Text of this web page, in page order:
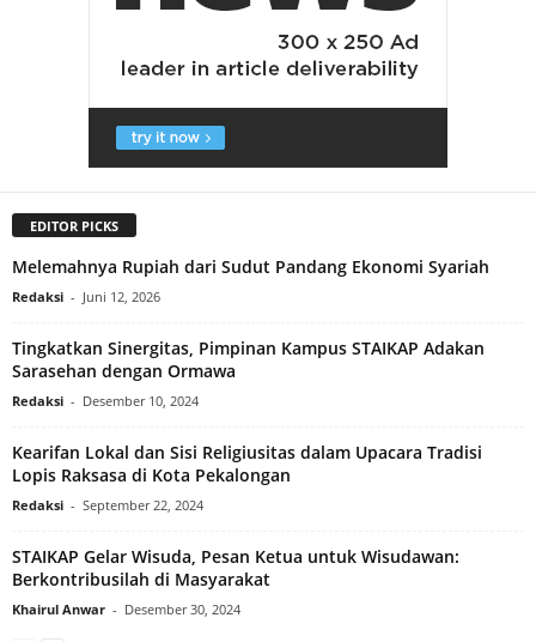
EDITOR PICKS
Melemahnya Rupiah dari Sudut Pandang Ekonomi Syariah
Redaksi - Juni 12, 2026
Tingkatkan Sinergitas, Pimpinan Kampus STAIKAP Adakan
Sarasehan dengan Ormawa
Redaksi - Desember 10, 2024
Kearifan Lokal dan Sisi Religiusitas dalam Upacara Tradisi
Lopis Raksasa di Kota Pekalongan
Redaksi - September 22, 2024
STAIKAP Gelar Wisuda, Pesan Ketua untuk Wisudawan:
Berkontribusilah di Masyarakat
Khairul Anwar - Desember 30, 2024